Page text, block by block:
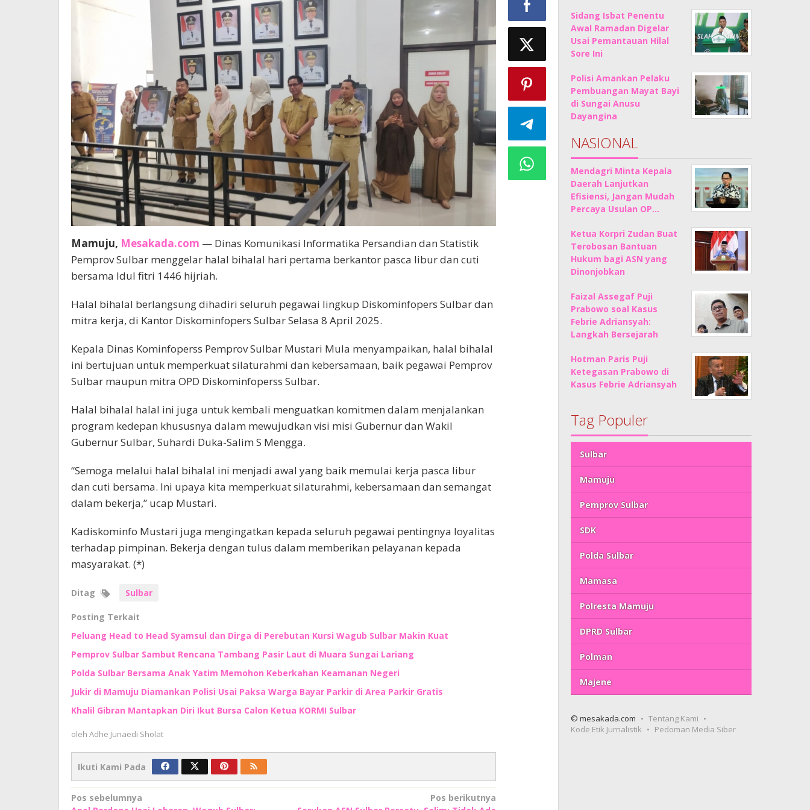
Mamuju, Mesakada.com — Dinas Komunikasi Informatika Persandian dan Statistik
Pemprov Sulbar menggelar halal bihalal hari pertama berkantor pasca libur dan cuti
bersama Idul fitri 1446 hijriah.
Halal bihalal berlangsung dihadiri seluruh pegawai lingkup Diskominfopers Sulbar dan
mitra kerja, di Kantor Diskominfopers Sulbar Selasa 8 April 2025.
Kepala Dinas Kominfoperss Pemprov Sulbar Mustari Mula menyampaikan, halal bihalal
ini bertujuan untuk memperkuat silaturahmi dan kebersamaan, baik pegawai Pemprov
Sulbar maupun mitra OPD Diskominfoperss Sulbar.
Halal bihalal halal ini juga untuk kembali menguatkan komitmen dalam menjalankan
program kedepan khususnya dalam mewujudkan visi misi Gubernur dan Wakil
Gubernur Sulbar, Suhardi Duka-Salim S Mengga.
“Semoga melalui halal bihalal ini menjadi awal yang baik memulai kerja pasca libur
dan cuti bersama. Ini upaya kita memperkuat silaturahmi, kebersamaan dan semangat
dalam bekerja,” ucap Mustari.
Kadiskominfo Mustari juga mengingatkan kepada seluruh pegawai pentingnya loyalitas
terhadap pimpinan. Bekerja dengan tulus dalam memberikan pelayanan kepada
masyarakat. (*)
Ditag Sulbar
Posting Terkait
Peluang Head to Head Syamsul dan Dirga di Perebutan Kursi Wagub Sulbar Makin Kuat
Pemprov Sulbar Sambut Rencana Tambang Pasir Laut di Muara Sungai Lariang
Polda Sulbar Bersama Anak Yatim Memohon Keberkahan Keamanan Negeri
Jukir di Mamuju Diamankan Polisi Usai Paksa Warga Bayar Parkir di Area Parkir Gratis
Khalil Gibran Mantapkan Diri Ikut Bursa Calon Ketua KORMI Sulbar
oleh Adhe Junaedi Sholat
Ikuti Kami Pada
Navigasi
Pos sebelumnya
Pos berikutnya
Sidang Isbat Penentu
Awal Ramadan Digelar
Usai Pemantauan Hilal
Sore Ini
Polisi Amankan Pelaku
Pembuangan Mayat Bayi
di Sungai Anusu
Dayangina
NASIONAL
Mendagri Minta Kepala
Daerah Lanjutkan
Efisiensi, Jangan Mudah
Percaya Usulan OP…
Ketua Korpri Zudan Buat
Terobosan Bantuan
Hukum bagi ASN yang
Dinonjobkan
Faizal Assegaf Puji
Prabowo soal Kasus
Febrie Adriansyah:
Langkah Bersejarah
Hotman Paris Puji
Ketegasan Prabowo di
Kasus Febrie Adriansyah
Tag Populer
Sulbar
Mamuju
Pemprov Sulbar
SDK
Polda Sulbar
Mamasa
Polresta Mamuju
DPRD Sulbar
Polman
Majene
© mesakada.com
Tentang Kami
Kode Etik Jurnalistik
Pedoman Media Siber